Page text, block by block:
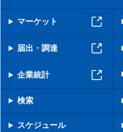
マーケット
届出・調達
企業統計
検索
スケジュール